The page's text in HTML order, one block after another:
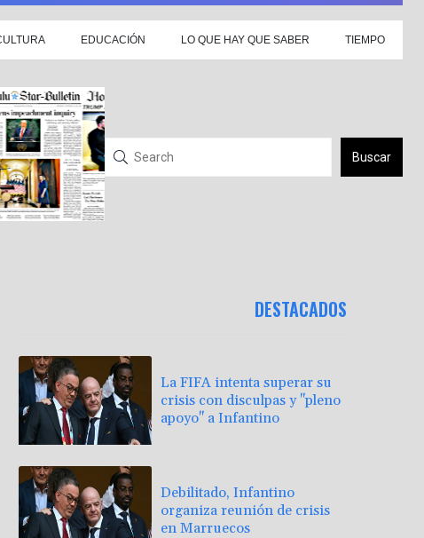
EDUCACIÓN LO QUE HAY QUE SABER TIEMPO
Buscar
DESTACADOS
La FIFA intenta superar su
crisis con disculpas y "pleno
apoyo" a Infantino
Debilitado, Infantino
organiza reunión de crisis
en Marruecos